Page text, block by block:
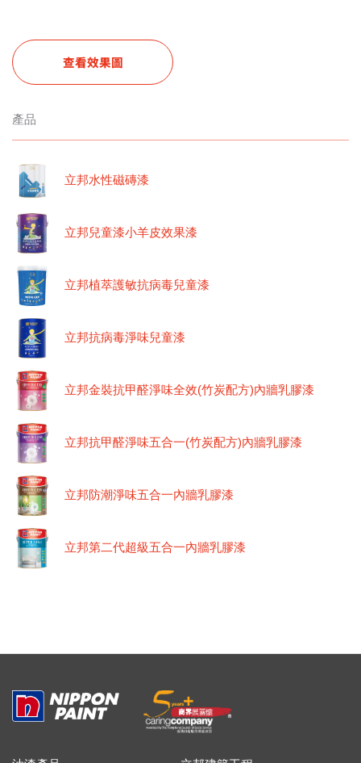
查看效果圖
產品
立邦水性磁磚漆
立邦兒童漆小羊皮效果漆
立邦植萃護敏抗病毒兒童漆
立邦抗病毒淨味兒童漆
立邦金裝抗甲醛淨味全效(竹炭配方)內牆乳膠漆
立邦抗甲醛淨味五合一(竹炭配方)內牆乳膠漆
立邦防潮淨味五合一內牆乳膠漆
立邦第二代超級五合一內牆乳膠漆